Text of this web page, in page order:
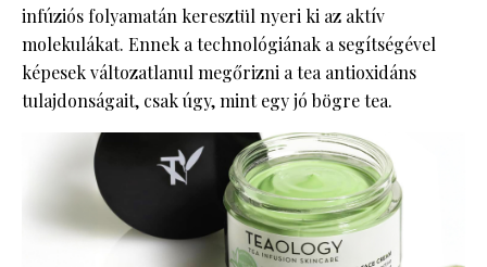
infúziós folyamatán keresztül nyeri ki az aktív
molekulákat. Ennek a technológiának a segítségével
képesek változatlanul megőrizni a tea antioxidáns
tulajdonságait, csak úgy, mint egy jó bögre tea.